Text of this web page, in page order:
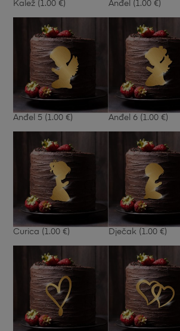
Kalež (1.00 €) Anđel (1.00 €)
Anđel 5 (1.00 €) Anđel 6 (1.00 €)
Curica (1.00 €) Dječak (1.00 €)